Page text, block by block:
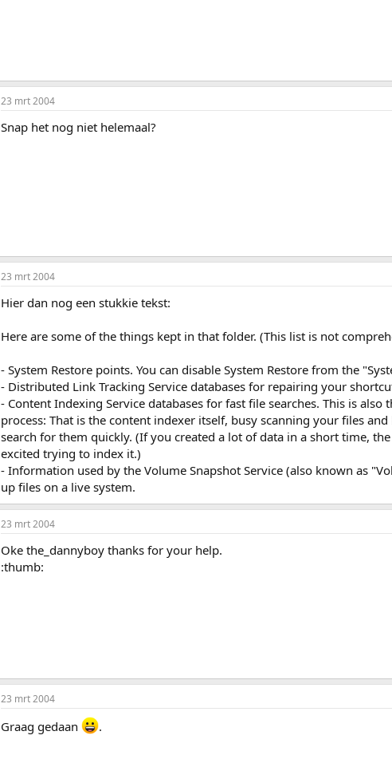
23 mrt 2004
Snap het nog niet helemaal?
23 mrt 2004
Hier dan nog een stukkie tekst:
Here are some of the things kept in that folder. (This list is not
- System Restore points. You can disable System Restore from the
- Distributed Link Tracking Service databases for repairing your
- Content Indexing Service databases for fast file searches. This is also
process: That is the content indexer itself, busy scanning your files
search for them quickly. (If you created a lot of data in a short time,
excited trying to index it.)
- Information used by the Volume Snapshot Service (also known as
up files on a live system.
23 mrt 2004
Oke the_dannyboy thanks for your help.
:thumb:
23 mrt 2004
Graag gedaan .